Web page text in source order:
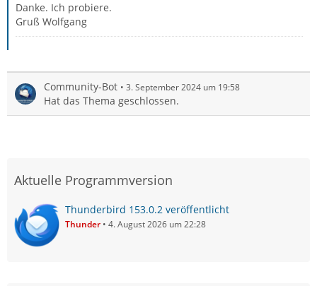
Danke. Ich probiere.
Gruß Wolfgang
Community-Bot 3. September 2024 um 19:58
Hat das Thema geschlossen.
Aktuelle Programmversion
Thunderbird 153.0.2 veröffentlicht
Thunder 4. August 2026 um 22:28